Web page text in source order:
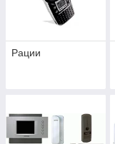
Рации